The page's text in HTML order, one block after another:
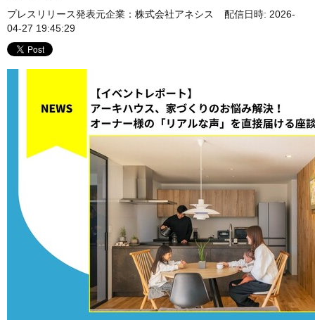
プレスリリース発表元企業： 株式会社アネシス
配信日時: 2026-
04-27 19:45:29